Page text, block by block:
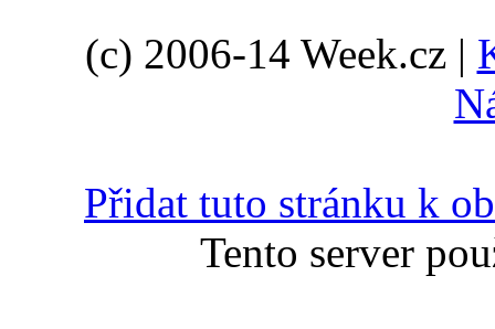
(c) 2006-14 Week.cz |
Přidat tuto stránku k
Tento server